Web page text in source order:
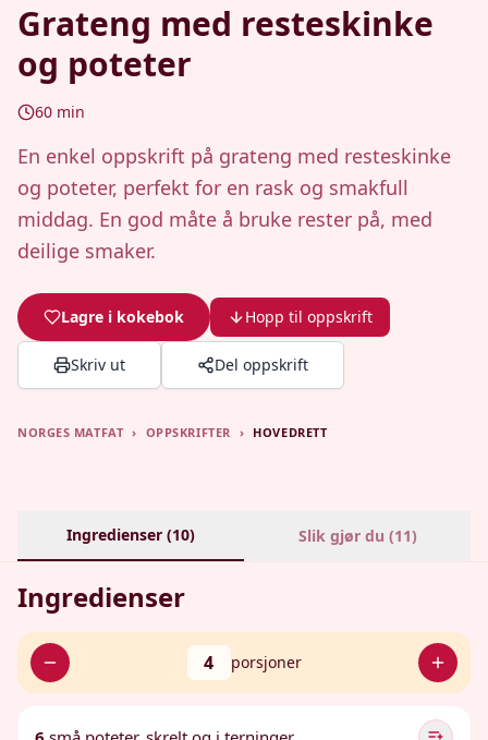
Grateng med resteskinke
og poteter
60 min
En enkel oppskrift på grateng med resteskinke
og poteter, perfekt for en rask og smakfull
middag. En god måte å bruke rester på, med
deilige smaker.
Lagre i kokebok Hopp til oppskrift
Skriv ut Del oppskrift
NORGES MATFAT › OPPSKRIFTER › HOVEDRETT
Ingredienser (10) Slik gjør du (11)
Ingredienser
4 porsjoner